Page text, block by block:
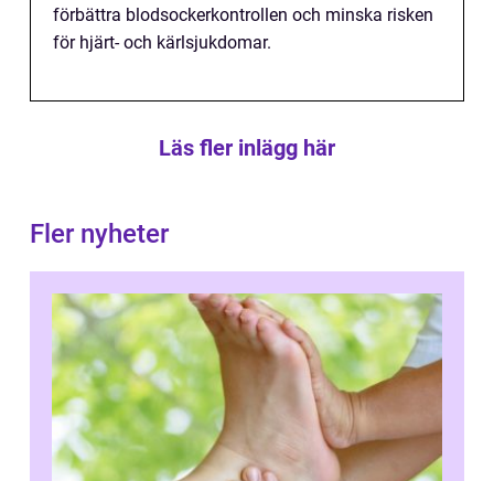
förbättra blodsockerkontrollen och minska risken
för hjärt- och kärlsjukdomar.
Läs fler inlägg här
Fler nyheter